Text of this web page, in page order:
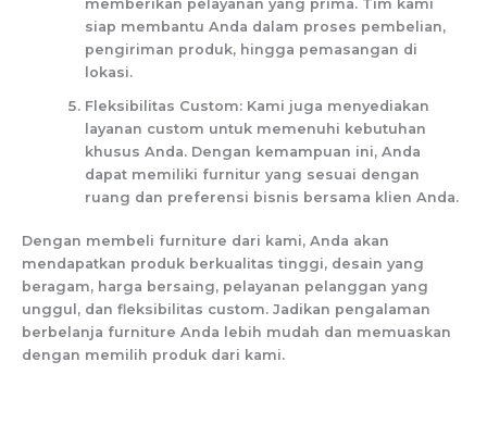
memberikan pelayanan yang prima. Tim kami
siap membantu Anda dalam proses pembelian,
pengiriman produk, hingga pemasangan di
lokasi.
Fleksibilitas Custom: Kami juga menyediakan
layanan custom untuk memenuhi kebutuhan
khusus Anda. Dengan kemampuan ini, Anda
dapat memiliki furnitur yang sesuai dengan
ruang dan preferensi bisnis bersama klien Anda.
Dengan membeli furniture dari kami, Anda akan
mendapatkan produk berkualitas tinggi, desain yang
beragam, harga bersaing, pelayanan pelanggan yang
unggul, dan fleksibilitas custom. Jadikan pengalaman
berbelanja furniture Anda lebih mudah dan memuaskan
dengan memilih produk dari kami.